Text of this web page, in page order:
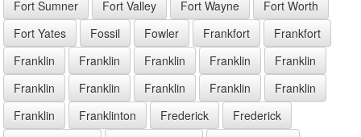
Fort Sumner
Fort Valley Fort Wayne
Fort Worth
Fort Yates
Fossil Fowler Frankfort
Frankfort
Franklin
Franklin Franklin Franklin
Franklin
Franklin
Franklin Franklin Franklin
Franklin
Franklin
Franklinton Frederick
Frederick